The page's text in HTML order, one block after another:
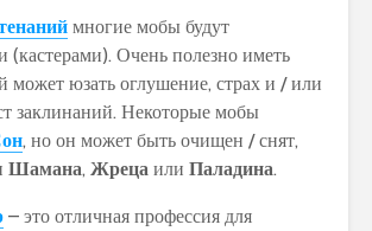
многие мобы будут
(кастерами). Очень полезно иметь
может юзать оглушение, страх и / или
заклинаний. Некоторые мобы
, но он может быть очищен / снят,
Шамана, Жреца или Паладина.
– это отличная профессия для